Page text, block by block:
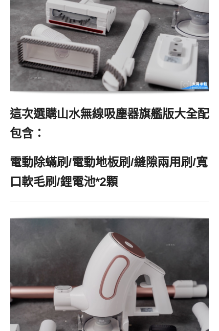
這次選購山水無線吸塵器旗艦版大全配
包含：
電動除蟎刷/電動地板刷/縫隙兩用刷/寬
口軟毛刷/鋰電池*2顆